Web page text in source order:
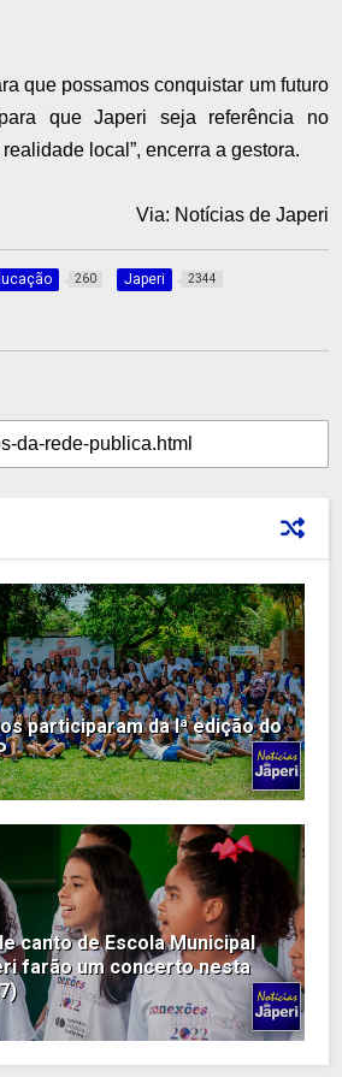
que possamos conquistar um futuro
que Japeri seja referência no
local”, encerra a gestora.
Via: Notícias de Japeri
260 Japeri 2344
participaram da Iª edição do
canto de Escola Municipal
farão um concerto nesta